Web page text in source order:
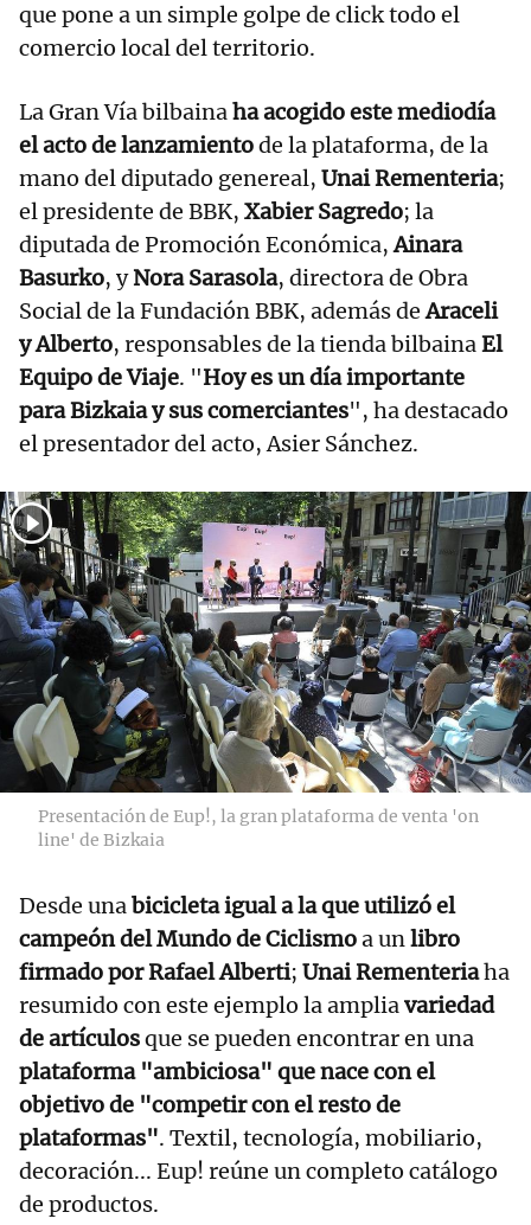
que pone a un simple golpe de click todo el
comercio local del territorio.
La Gran Vía bilbainaha acogido este mediodía
el acto de lanzamientode la plataforma, de la
mano del diputado genereal, Unai Rementeria;
el presidente de BBK, Xabier Sagredo; la
diputada de Promoción Económica,Ainara
Basurko, yNora Sarasola, directora de Obra
Social de la Fundación BBK, además deAraceli
y Alberto, responsables de la tienda bilbainaEl
Equipo de Viaje. "Hoy es un día importante
para Bizkaia y sus comerciantes", ha destacado
el presentador del acto, Asier Sánchez.
Presentación de Eup!, la gran plataforma de venta 'on
line' de Bizkaia
Desde unabicicleta igual a la que utilizó el
campeón del Mundo de Ciclismoa unlibro
firmado por Rafael Alberti; Unai Rementeriaha
resumido con este ejemplo la ampliavariedad
de artículosque se pueden encontrar en una
plataforma "ambiciosa" que nace con el
objetivo de "competir con el resto de
plataformas". Textil, tecnología, mobiliario,
decoración... Eup! reúne un completo catálogo
de productos.